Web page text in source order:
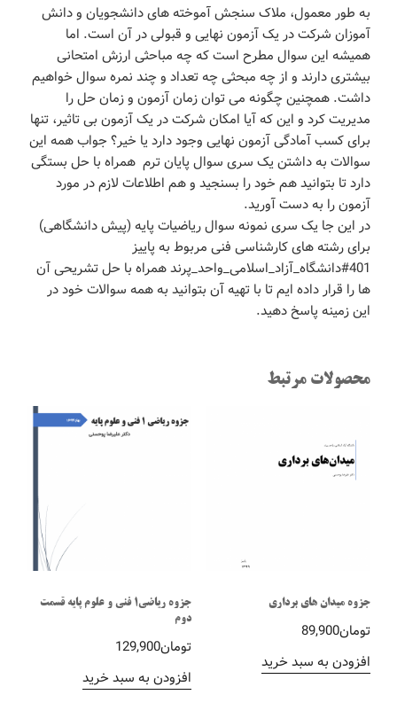
به طور معمول، ملاک سنجش آموخته های دانشجویان و دانش
آموزان شرکت در یک آزمون نهایی و قبولی در آن است. اما
همیشه این سوال مطرح است که چه مباحثی ارزش امتحانی
بیشتری دارند و از چه مبحثی چه تعداد و چند نمره سوال خواهیم
داشت. همچنین چگونه می توان زمان آزمون و زمان حل را
مدیریت کرد و این که آیا امکان شرکت در یک آزمون بی تاثیر، تنها
برای کسب آمادگی آزمون نهایی وجود دارد یا خیر؟ جواب همه این
سوالات به داشتن یک سری سوال پایان ترم همراه با حل بستگی
دارد تا بتوانید هم خود را بسنجید و هم اطلاعات لازم در مورد
آزمون را به دست آورید.
در این جا یک سری نمونه سوال ریاضیات پایه (پیش دانشگاهی)
برای رشته های کارشناسی فنی مربوط به پاییز
401#دانشگاه_آزاد_اسلامی_واحد_پرند همراه با حل تشریحی آن
ها را قرار داده ایم تا با تهیه آن بتوانید به همه سوالات خود در
این زمینه پاسخ دهید.
محصولات مرتبط
جزوه میدان های برداری
تومان89,900
افزودن به سبد خرید
جزوه ریاضی1 فنی و علوم پایه قسمت
دوم
تومان129,900
افزودن به سبد خرید